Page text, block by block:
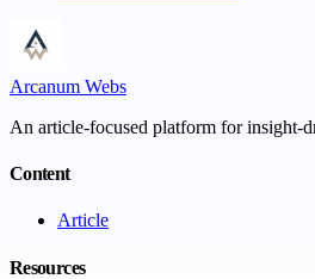
Arcanum Webs
An article-focused platform for insight-
Content
Article
Resources